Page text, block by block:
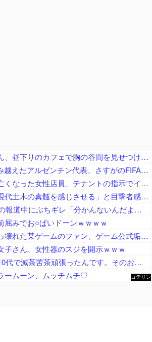
【画像】稲場愛香さん、昼下りのカフェで胸の谷間を見せつける痴女っぷりを披露ｗ
W杯決勝で一線を踏み越えたアルゼンチン代表、さすがのFIFAの忖度にも限度があったために……
イオン熊本の爆発で亡くなった女性店員、テナントの指示でイオン店舗内に強行突入させられた疑惑が浮上中
「熊本城の天守閣が現代土木の真髄を感じさせる」と目撃者感嘆、10年前の地震で満身創痍状態になっていたが……
NHK、熊本地震発生の報道中にぶちギレ「分かんないんだよ！」「情報が無いんだって！」「しーっ！しーっ！」視聴者ドン引き
屈みでお○ぱいドーンｗｗｗｗ
熊本地震で実家がぶっ壊れた某ゲームのファン、ゲーム公式垢が投稿自粛を発表してしまうと……
子さん、女性器のスジを開示ｗｗｗ
永野芽郁（25）「私10代で滅茶苦茶頑張ったんです。そのおかげで今幸せな20代を送れている」
ームーン、ムッチムチ♡
コテリン